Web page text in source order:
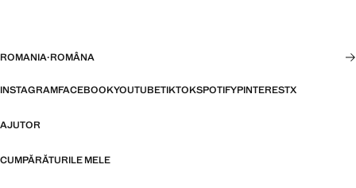
ROMANIA·ROMÂNA
INSTAGRAMFACEBOOKYOUTUBETIKTOKSPOTIFYPINTERESTX
AJUTOR
CUMPĂRĂTURILE MELE